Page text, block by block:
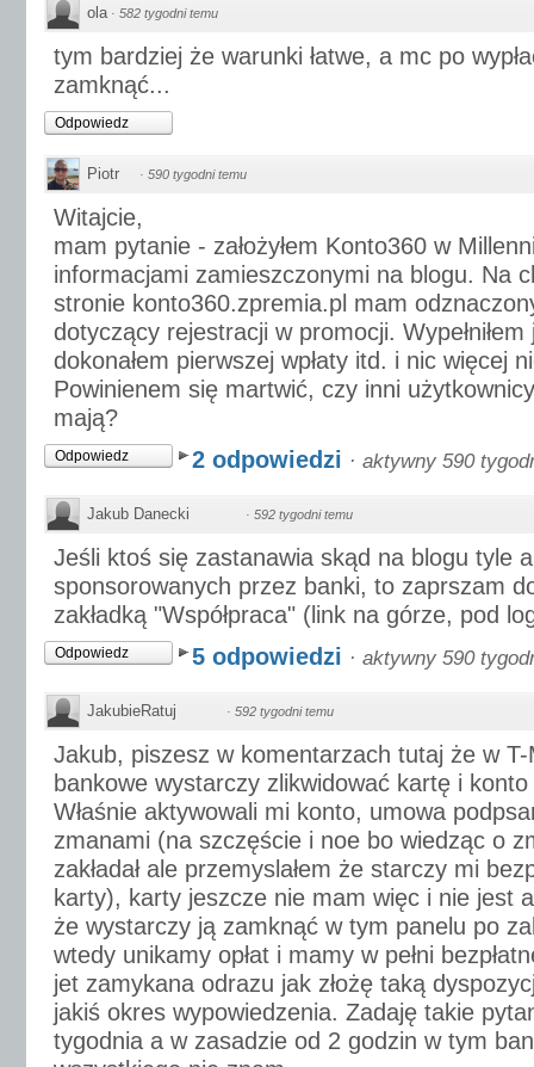
ola · 582 tygodni temu
tym bardziej że warunki łatwe, a mc po
zamknąć...
Odpowiedz
Piotr · 590 tygodni temu
Witajcie,
mam pytanie - założyłem Konto360 w
informacjami zamieszczonymi na blogu. Na
stronie konto360.zpremia.pl mam
dotyczący rejestracji w promocji.
dokonałem pierwszej wpłaty itd. i nic więcej
Powinienem się martwić, czy inni
mają?
Odpowiedz 2 odpowiedzi · aktywny 590
Jakub Danecki · 592 tygodni temu
Jeśli ktoś się zastanawia skąd na blogu tyle
sponsorowanych przez banki, to zaprszam
zakładką "Współpraca" (link na górze, pod
Odpowiedz 5 odpowiedzi · aktywny 590
JakubieRatuj · 592 tygodni temu
Jakub, piszesz w komentarzach tutaj że w T-
bankowe wystarczy zlikwidować kartę i
Właśnie aktywowali mi konto, umowa
zmanami (na szczęście i noe bo wiedząc o
zakładał ale przemyslałem że starczy mi
karty), karty jeszcze nie mam więc i nie jest
że wystarczy ją zamknąć w tym panelu po
wtedy unikamy opłat i mamy w pełni
jet zamykana odrazu jak złożę taką
jakiś okres wypowiedzenia. Zadaję takie
tygodnia a w zasadzie od 2 godzin w tym